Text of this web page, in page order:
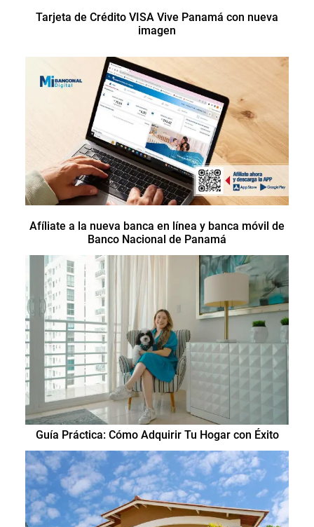
Tarjeta de Crédito VISA Vive Panamá con nueva
imagen
Afíliate a la nueva banca en línea y banca móvil de
Banco Nacional de Panamá
Guía Práctica: Cómo Adquirir Tu Hogar con Éxito